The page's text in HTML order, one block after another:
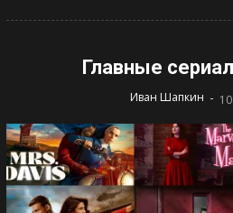
Главные
Иван Шапкин -